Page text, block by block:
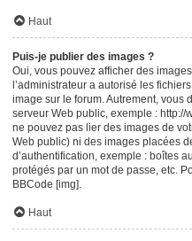
Haut
Puis-je publier des images ?
Oui, vous pouvez afficher des
l’administrateur a autorisé les
image sur le forum. Autrement, vous
serveur Web public, exemple : http://
ne pouvez pas lier des images de
Web public) ni des images placées
d’authentification, exemple : boîtes
protégés par un mot de passe, etc.
BBCode [img].
Haut